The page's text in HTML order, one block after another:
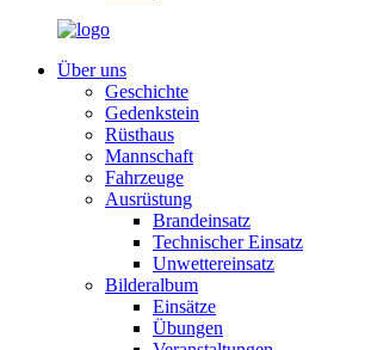
Über uns
Geschichte
Gedenkstein
Rüsthaus
Mannschaft
Fahrzeuge
Ausrüstung
Brandeinsatz
Technischer Einsatz
Unwettereinsatz
Bilderalbum
Einsätze
Übungen